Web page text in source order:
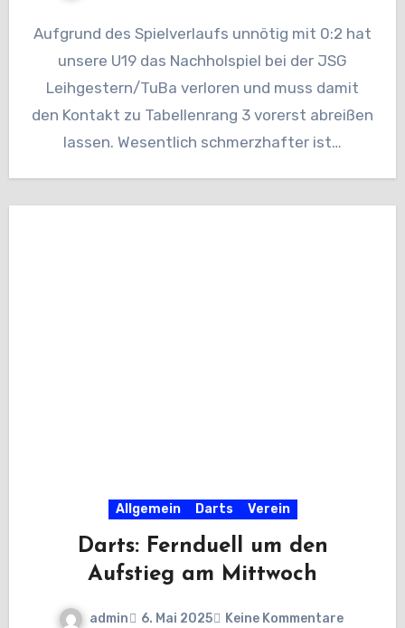
Aufgrund des Spielverlaufs unnötig mit 0:2 hat
unsere U19 das Nachholspiel bei der JSG
Leihgestern/TuBa verloren und muss damit
den Kontakt zu Tabellenrang 3 vorerst abreißen
lassen. Wesentlich schmerzhafter ist…
Allgemein Darts Verein
Darts: Fernduell um den
Aufstieg am Mittwoch
admin 6. Mai 2025 Keine Kommentare